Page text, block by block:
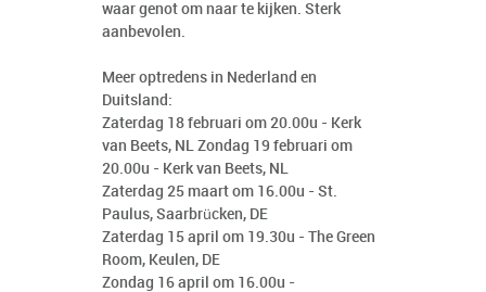
waar genot om naar te kijken. Sterk
aanbevolen.
Meer optredens in Nederland en
Duitsland:
Zaterdag 18 februari om 20.00u - Kerk
van Beets, NL Zondag 19 februari om
20.00u - Kerk van Beets, NL
Zaterdag 25 maart om 16.00u - St.
Paulus, Saarbrücken, DE
Zaterdag 15 april om 19.30u - The Green
Room, Keulen, DE
Zondag 16 april om 16.00u -